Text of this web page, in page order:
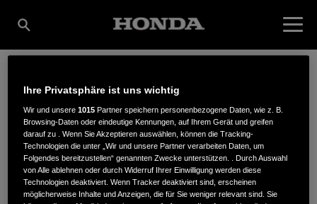
GARTENTECHNIK
JANSEN GMBH
Ihre Privatsphäre ist uns wichtig
Wir und unsere1015 Partner speichern personenbezogene Daten, wie z. B.
Browsing-Daten oder eindeutige Kennungen, auf Ihrem Gerät und greifen
darauf zu . Wenn Sie Akzeptieren auswählen, können die Tracking-
Technologien die unter „Wir und unsere Partner verarbeiten Daten, um
Folgendes bereitzustellen“ genannten Zwecke unterstützen. . Durch Auswahl
von Alle ablehnen oder durch Widerruf Ihrer Einwilligung werden diese
Technologien deaktiviert. Wenn Tracker deaktiviert sind, erscheinen
möglicherweise Inhalte und Anzeigen, die für Sie weniger relevant sind. Sie